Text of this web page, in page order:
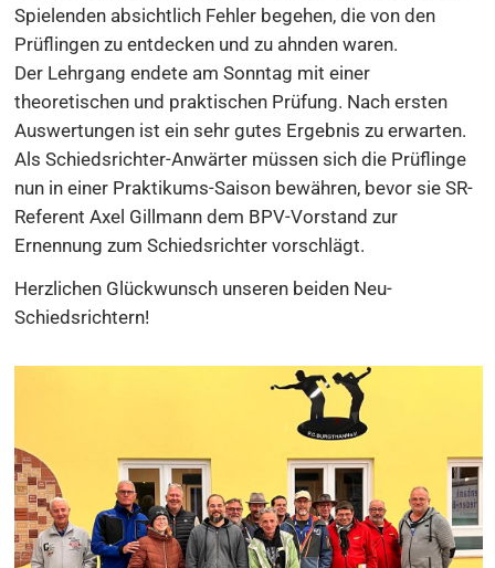
Spielenden absichtlich Fehler begehen, die von den
Prüflingen zu entdecken und zu ahnden waren.
Der Lehrgang endete am Sonntag mit einer
theoretischen und praktischen Prüfung. Nach ersten
Auswertungen ist ein sehr gutes Ergebnis zu erwarten.
Als Schiedsrichter-Anwärter müssen sich die Prüflinge
nun in einer Praktikums-Saison bewähren, bevor sie SR-
Referent Axel Gillmann dem BPV-Vorstand zur
Ernennung zum Schiedsrichter vorschlägt.
Herzlichen Glückwunsch unseren beiden Neu-
Schiedsrichtern!